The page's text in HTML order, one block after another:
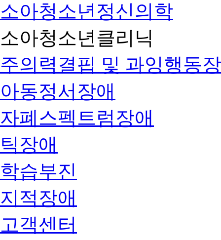
소아청소년정신의학
소아청소년클리닉
주의력결핍 및 과잉행동
아동정서장애
자폐스펙트럼장애
틱장애
학습부진
지적장애
고객센터